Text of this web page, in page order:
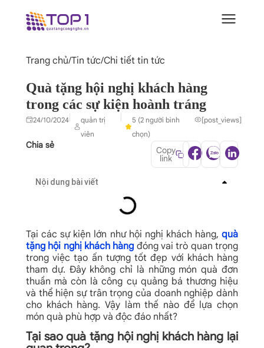
Trang chủ/Tin tức/Chi tiết tin tức
Quà tặng hội nghị khách hàng
trong các sự kiện hoành tráng
24/10/2024|
quản trị
viên
|
5 (2 người bình
chọn)
[post_views]
Chia sẻ Copy
link
Nội dung bài viết
Tại các sự kiện lớn như hội nghị khách hàng, quà
tặng hội nghị khách hàng đóng vai trò quan trọng
trong việc tạo ấn tượng tốt đẹp với khách hàng
tham dự. Đây không chỉ là những món quà đơn
thuần mà còn là công cụ quảng bá thương hiệu
và thể hiện sự trân trọng của doanh nghiệp dành
cho khách hàng. Vậy làm thế nào để lựa chọn
món quà phù hợp và độc đáo nhất?
Tại sao quà tặng hội nghị khách hàng lại